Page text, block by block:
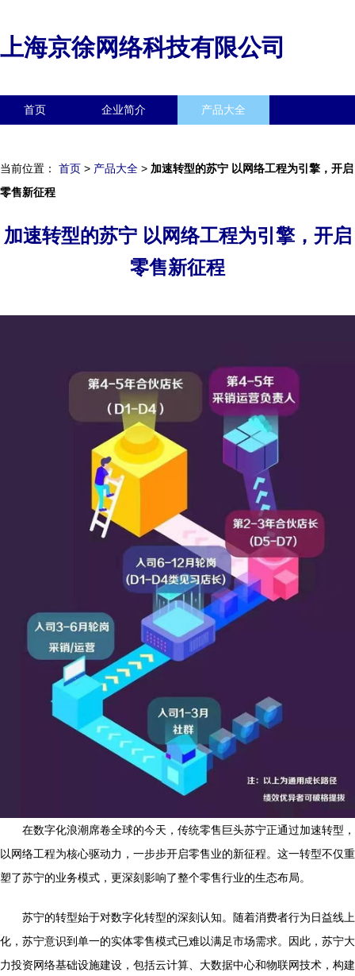
上海京徐网络科技有限公司
首页 企业简介 产品大全
当前位置： 首页 > 产品大全 > 加速转型的苏宁 以网络工程为引擎，开启
零售新征程
加速转型的苏宁 以网络工程为引擎，开启
零售新征程
在数字化浪潮席卷全球的今天，传统零售巨头苏宁正通过加速转型，
以网络工程为核心驱动力，一步步开启零售业的新征程。这一转型不仅重
塑了苏宁的业务模式，更深刻影响了整个零售行业的生态布局。
苏宁的转型始于对数字化转型的深刻认知。随着消费者行为日益线上
化，苏宁意识到单一的实体零售模式已难以满足市场需求。因此，苏宁大
力投资网络基础设施建设，包括云计算、大数据中心和物联网技术，构建